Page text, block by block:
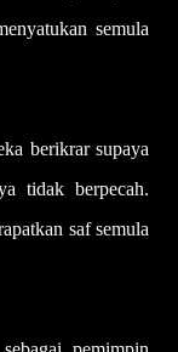
semula
berikrar supaya
tidak berpecah.
saf semula